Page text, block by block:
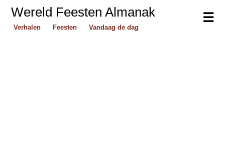
☰
Wereld Feesten Almanak
Verhalen Feesten Vandaag de dag